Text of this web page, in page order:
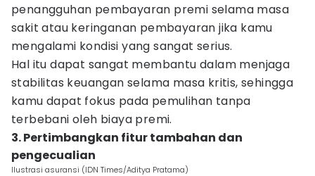
penangguhan pembayaran premi selama masa
sakit atau keringanan pembayaran jika kamu
mengalami kondisi yang sangat serius.
Hal itu dapat sangat membantu dalam menjaga
stabilitas keuangan selama masa kritis, sehingga
kamu dapat fokus pada pemulihan tanpa
terbebani oleh biaya premi.
3. Pertimbangkan fitur tambahan dan
pengecualian
Ilustrasi asuransi (IDN Times/Aditya Pratama)